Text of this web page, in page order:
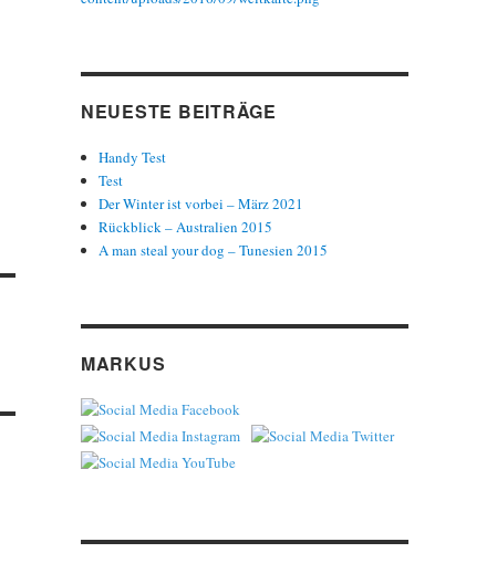
NEUESTE BEITRÄGE
Handy Test
Test
Der Winter ist vorbei – März 2021
Rückblick – Australien 2015
A man steal your dog – Tunesien 2015
MARKUS